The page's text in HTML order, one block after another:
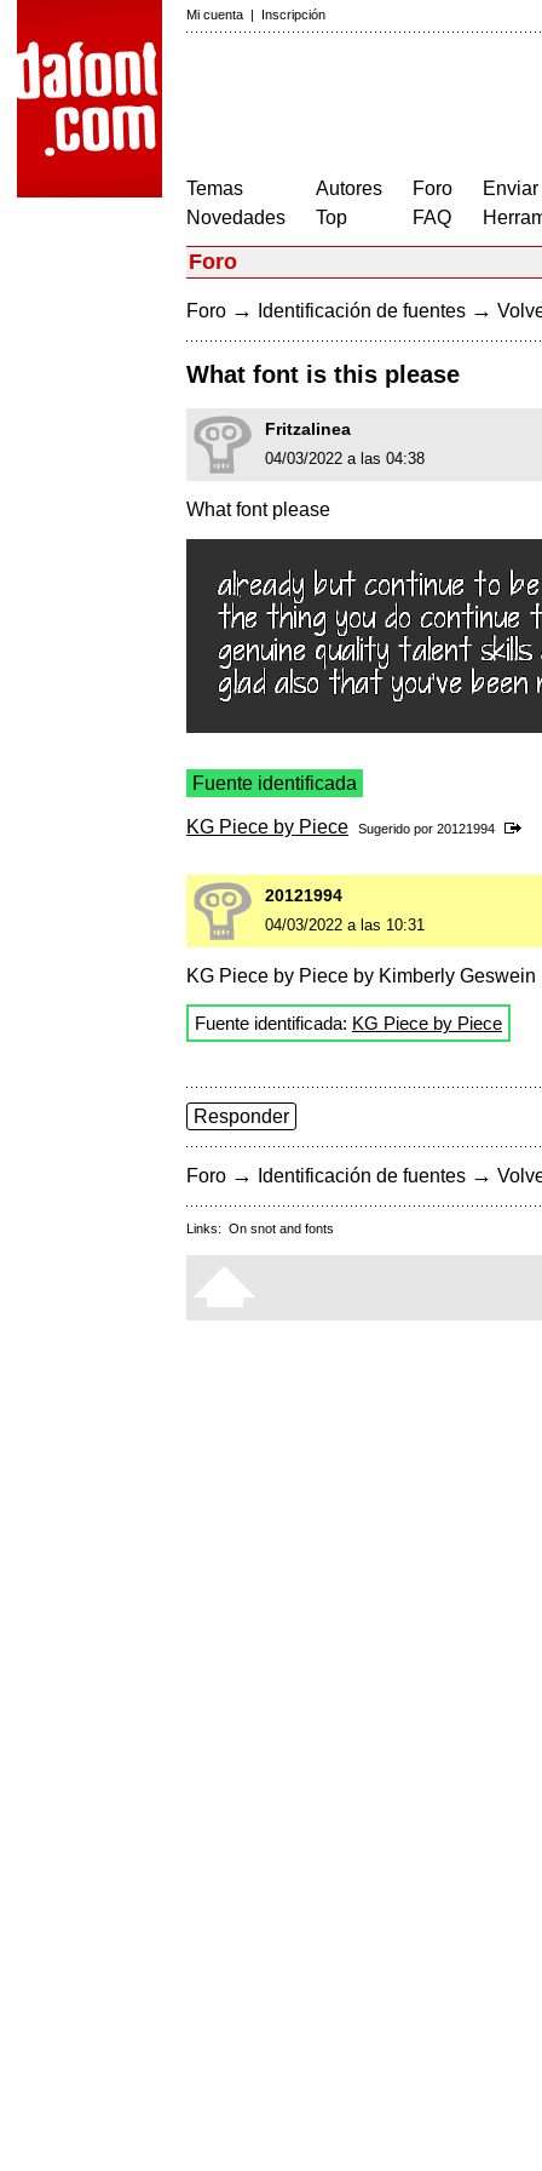
Mi cuenta | Inscripción
Temas
Novedades
Autores
Top
Foro
FAQ
Foro
Foro → Identificación de fuentes →
What font is this please
Fritzalinea
04/03/2022 a las 04:38
What font please
Fuente identificada
KG Piece by Piece Sugerido por 20121994
20121994
04/03/2022 a las 10:31
KG Piece by Piece by Kimberly Geswein
Fuente identificada: KG Piece by Piece
Responder
Foro → Identificación de fuentes →
Links: On snot and fonts